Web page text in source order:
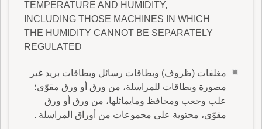
TEMPERATURE AND HUMIDITY,
INCLUDING THOSE MACHINES IN WHICH
THE HUMIDITY CANNOT BE SEPARATELY
REGULATED
مغلفات (ظروف) وبطاقات رسائل وبطاقات بريد غير
مصورة وبطاقات للمراسلة، من ورق أو ورق مقوّى؛
علب وجعب ومحافظ ومايماثلها، من ورق أو ورق
مقوّى، محتوية على مجموعات من أوراق المراسلة .